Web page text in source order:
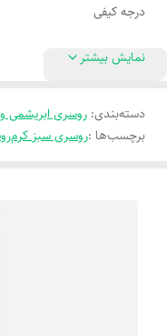
درجه کیفی
نمایش بیشتر
دسته‌بندی: روسری ابریشمی
برچسب‌ها :روسری سبز کرم